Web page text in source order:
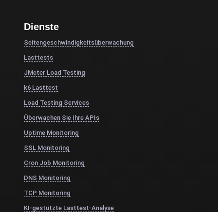
Dienste
Seitengeschwindigkeitsüberwachung
Lasttests
JMeter Load Testing
k6 Lasttest
Load Testing Services
Überwachen Sie Ihre APIs
Uptime Monitoring
SSL Monitoring
Cron Job Monitoring
DNS Monitoring
TCP Monitoring
KI-gestützte Lasttest-Analyse